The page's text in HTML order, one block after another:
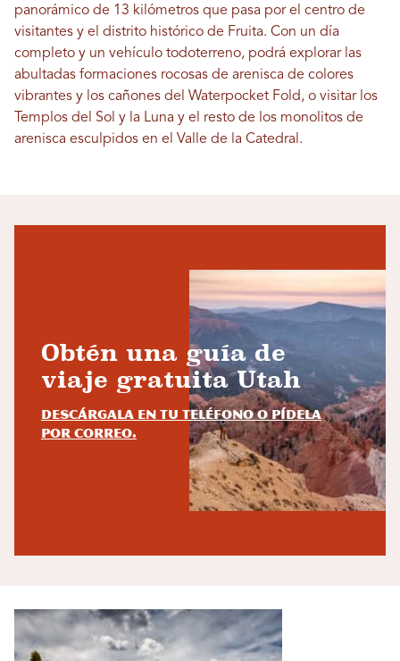
panorámico de 13 kilómetros que pasa por el centro de
visitantes y el distrito histórico de Fruita. Con un día
completo y un vehículo todoterreno, podrá explorar las
abultadas formaciones rocosas de arenisca de colores
vibrantes y los cañones del Waterpocket Fold, o visitar los
Templos del Sol y la Luna y el resto de los monolitos de
arenisca esculpidos en el Valle de la Catedral.
Obtén una guía de
viaje gratuita Utah
Descárgala en tu teléfono o pídela
por correo.